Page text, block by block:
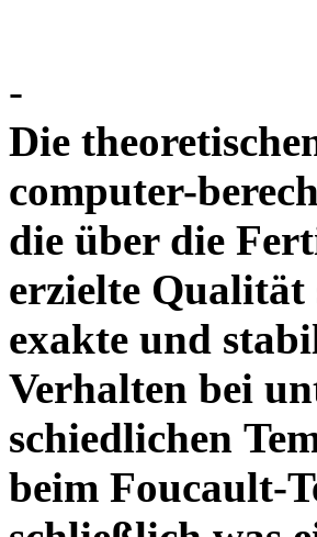
-
Die
computer-
die über die
erzielte Qualität
exakte und
Verhalten bei
schiedlichen
beim Foucault-